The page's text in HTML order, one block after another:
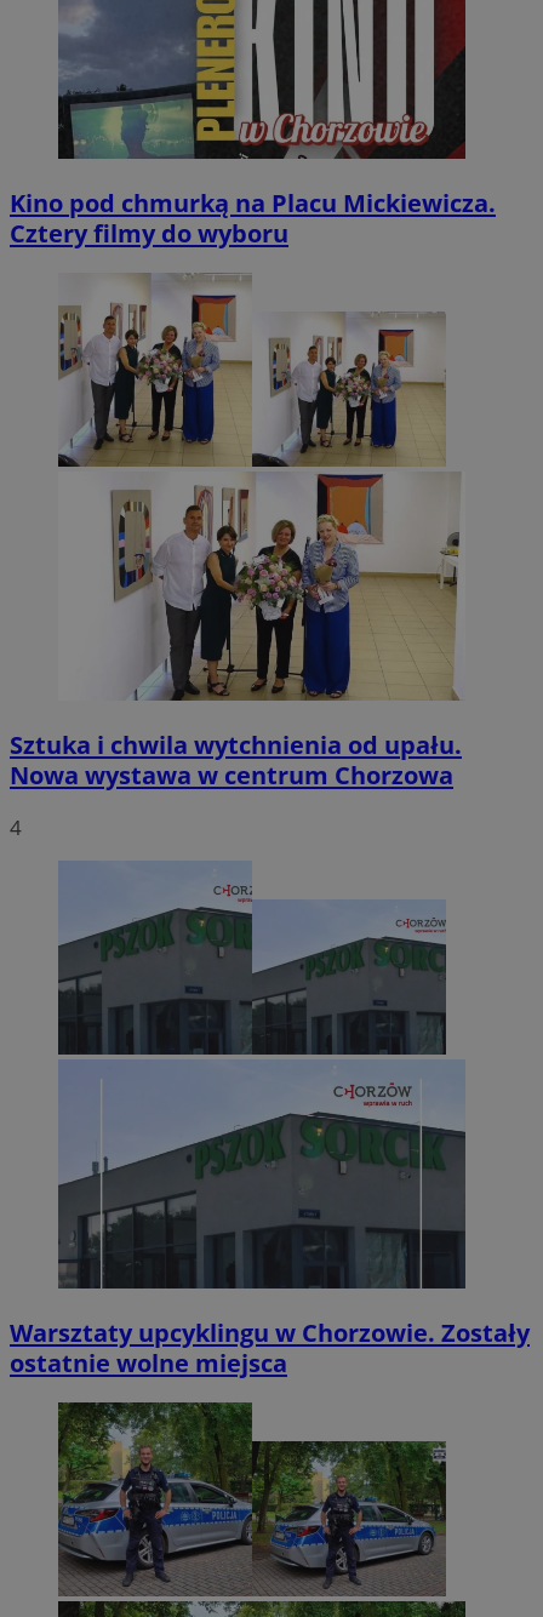
Kino pod chmurką na Placu Mickiewicza.
Cztery filmy do wyboru
Sztuka i chwila wytchnienia od upału.
Nowa wystawa w centrum Chorzowa
4
Warsztaty upcyklingu w Chorzowie. Zostały
ostatnie wolne miejsca